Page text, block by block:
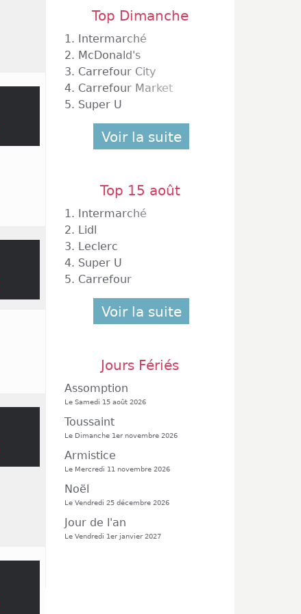
Top Dimanche
1. Intermarché
2. McDonald's
3. Carrefour City
4. Carrefour Market
5. Super U
Voir la suite
Top 15 août
1. Intermarché
2. Lidl
3. Leclerc
4. Super U
5. Carrefour
Voir la suite
Jours Fériés
Assomption
Le Samedi 15 août 2026
Toussaint
Le Dimanche 1er novembre 2026
Armistice
Le Mercredi 11 novembre 2026
Noël
Le Vendredi 25 décembre 2026
Jour de l'an
Le Vendredi 1er janvier 2027